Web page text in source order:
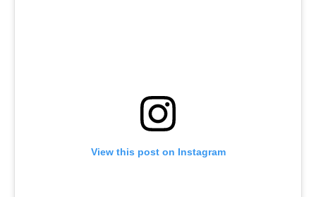
View this post on Instagram